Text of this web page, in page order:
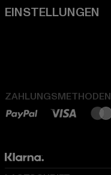
ZAHLUNGSMETHODEN